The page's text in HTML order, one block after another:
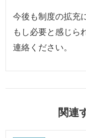
今後も制度の拡充
もし必要と感じら
連絡ください。
関連